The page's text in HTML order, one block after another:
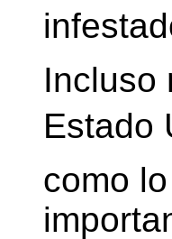
Incluso
Estado
como